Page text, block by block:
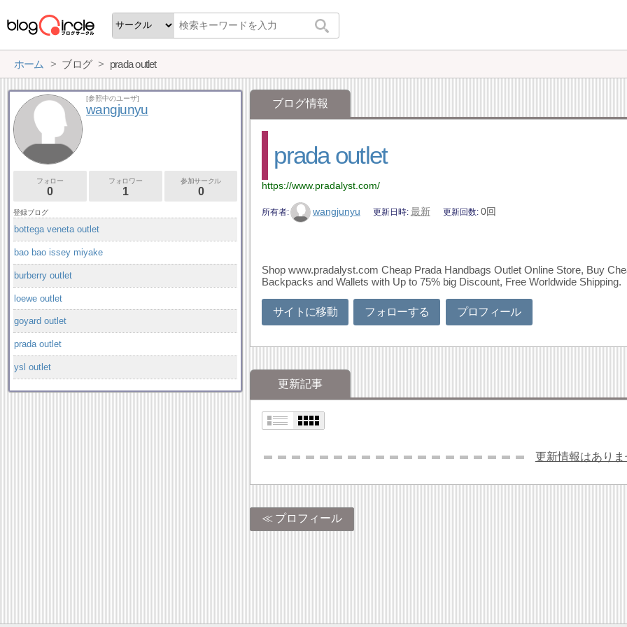
ホーム ブログ prada outlet
ブログ情報
prada outlet
https://www.pradalyst.com/
所有者 wangjunyu 更新日時 最新 更新回数 0回
Shop www.pradalyst.com Cheap Prada Handbags Outlet Online Store, Buy
Backpacks and Wallets with Up to 75% big Discount, Free Worldwide Shipping.
サイトに移動 フォローする プロフィール
更新記事
更新情報はあり
プロフィール
[参照中のユーザ]
wangjunyu
フォロー
0
フォロワー
1
参加サークル
0
登録ブログ
bottega veneta outlet
bao bao issey miyake
burberry outlet
loewe outlet
goyard outlet
prada outlet
ysl outlet